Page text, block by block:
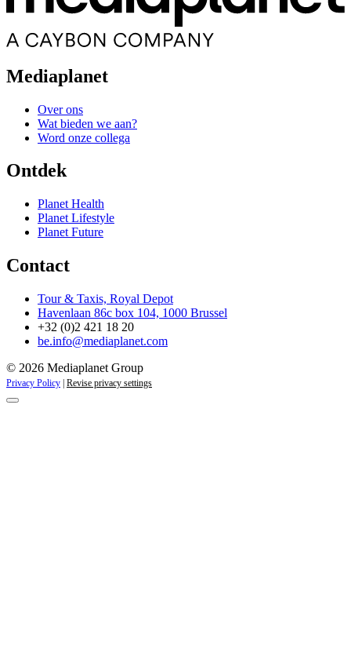
Mediaplanet
Over ons
Wat bieden we aan?
Word onze collega
Ontdek
Planet Health
Planet Lifestyle
Planet Future
Contact
Tour & Taxis, Royal Depot
Havenlaan 86c box 104, 1000 Brussel
+32 (0)2 421 18 20
be.info@mediaplanet.com
© 2026 Mediaplanet Group
Privacy Policy Revise privacy settings